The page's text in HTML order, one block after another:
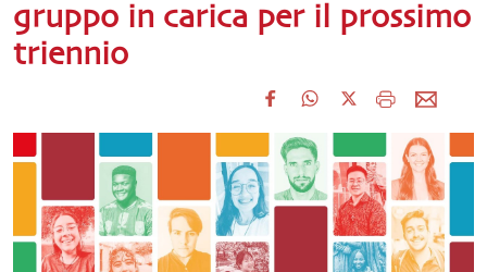
gruppo in carica per il prossimo
triennio